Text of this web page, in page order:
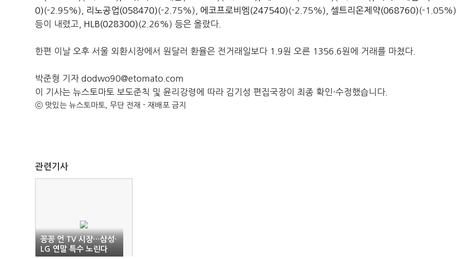
0)(-2.95%), 리노공업(058470)(-2.75%), 에코프로비엠(247540)(-2.75%), 셀트리온제약(068760)(-1.05%)
등이 내렸고,
HLB(028300)(2.26%) 등은 올랐다.
한편 이날 오후 서울 외환시장에서 원달러 환율은 전거래일보다 1.9원 오른 1356.6원에 거래를 마쳤다.
박준형 기자 dodwo90@etomato.com
이 기사는 뉴스토마토 보도준칙 및 윤리강령에 따라 김기성 편집국장이 최종 확인·수정했습니다.
ⓒ 맛있는 뉴스토마토, 무단 전재 - 재배포 금지
관련기사
꽁꽁 언 TV 시장…삼성·
LG 연말 특수 노린다